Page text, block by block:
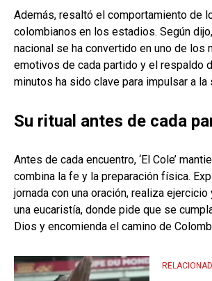
Además, resaltó el comportamiento de
colombianos en los estadios. Según
nacional se ha convertido en uno de los
emotivos de cada partido y el respaldo
minutos ha sido clave para impulsar a la
Su ritual antes de cada
Antes de cada encuentro, ‘El Cole’
combina la fe y la preparación física.
jornada con una oración, realiza
una eucaristía, donde pide que se
Dios y encomienda el camino de